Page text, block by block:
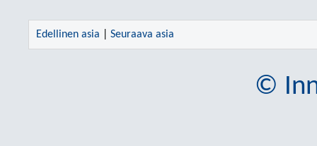
Edellinen asia Seuraava asia
©